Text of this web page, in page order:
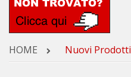
HOME Nuovi Prodotti